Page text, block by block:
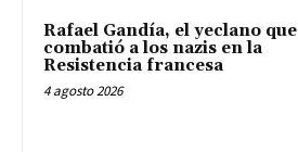
Rafael Gandía, el yeclano que
combatió a los nazis en la
Resistencia francesa
4 agosto 2026